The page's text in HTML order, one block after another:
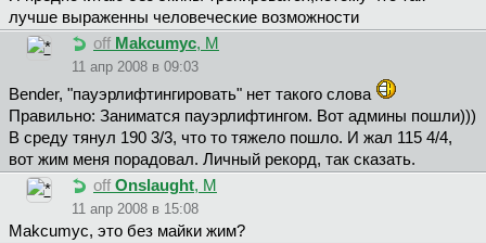
лучше выраженны человеческие возможности
off Makcumyc, М
11 апр 2008 в 09:03
Bender, "пауэрлифтингировать" нет такого слова
Правильно: Заниматся пауэрлифтингом. Вот админы пошли)))
В среду тянул 190 3/3, что то тяжело пошло. И жал 115 4/4,
вот жим меня порадовал. Личный рекорд, так сказать.
off Onslaught, М
11 апр 2008 в 15:08
Makcumyc, это без майки жим?